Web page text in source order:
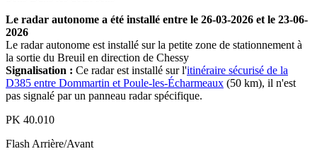
Le radar autonome a été installé entre le 26-03-2026 et le 23-06-
2026
Le radar autonome est installé sur la petite zone de stationnement à
la sortie du Breuil en direction de Chessy
Signalisation : Ce radar est installé sur l'itinéraire sécurisé de la
D385 entre Dommartin et Poule-les-Écharmeaux (50 km), il n'est
pas signalé par un panneau radar spécifique.
PK 40.010
FlashArrière/Avant